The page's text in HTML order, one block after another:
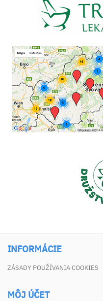
INFORMÁCIE
ZÁSADY POUŽÍVANIA COOKIES
MÔJ ÚČET